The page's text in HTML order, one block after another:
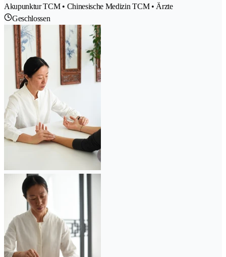
Akupunktur TCM • Chinesische Medizin TCM • Ärzte
Geschlossen